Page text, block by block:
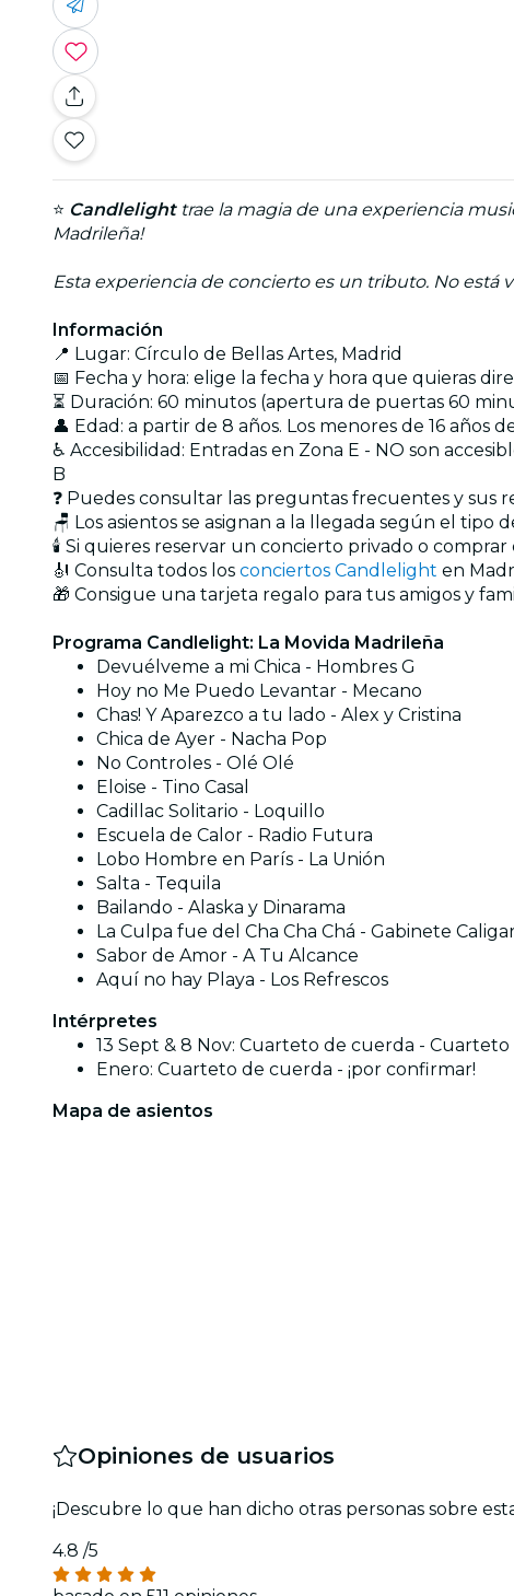
⭐ Candlelighttrae la magia de una experiencia
Madrileña!
Esta experiencia de concierto es un tributo. No está
Información
📍 Lugar: Círculo de Bellas Artes, Madrid
📅 Fecha y hora: elige la fecha y hora que quieras
⏳ Duración: 60 minutos (apertura de puertas 60
👤 Edad: a partir de 8 años. Los menores de 16
♿ Accesibilidad: Entradas en Zona E - NO son
B
❓ Puedes consultar las preguntas frecuentes y sus
🪑 Los asientos se asignan a la llegada según el tipo
🕯️ Si quieres reservar un concierto privado o
🎻 Consulta todos los conciertos Candlelight en
🎁 Consigue una tarjeta regalo para tus amigos y
Programa Candlelight: La Movida Madrileña
Devuélveme a mi Chica - Hombres G
Hoy no Me Puedo Levantar - Mecano
Chas! Y Aparezco a tu lado - Alex y Cristina
Chica de Ayer - Nacha Pop
No Controles - Olé Olé
Eloise - Tino Casal
Cadillac Solitario - Loquillo
Escuela de Calor - Radio Futura
Lobo Hombre en París - La Unión
Salta - Tequila
Bailando - Alaska y Dinarama
La Culpa fue del Cha Cha Chá - Gabinete
Sabor de Amor - A Tu Alcance
Aquí no hay Playa - Los Refrescos
Intérpretes
13 Sept & 8 Nov: Cuarteto de cuerda -
Enero: Cuarteto de cuerda - ¡por confirmar!
Mapa de asientos
Opiniones de usuarios
¡Descubre lo que han dicho otras personas sobre
4.8 /5